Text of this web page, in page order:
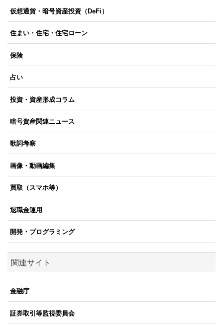
仮想通貨・暗号資産投資（DeFi）
住まい・住宅・住宅ローン
保険
占い
投資・資産形成コラム
暗号資産関連ニュース
歌詞考察
画像・動画編集
買取（スマホ等）
退職金運用
開発・プログラミング
関連サイト
金融庁
証券取引等監視委員会